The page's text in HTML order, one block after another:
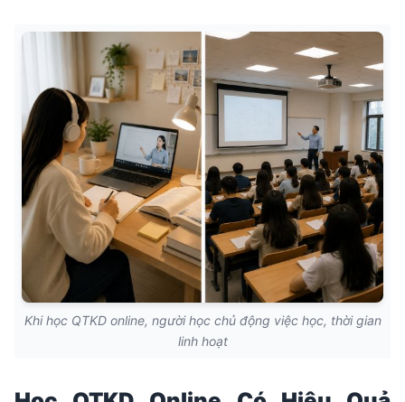
Khi học QTKD online, người học chủ động việc học, thời gian
linh hoạt